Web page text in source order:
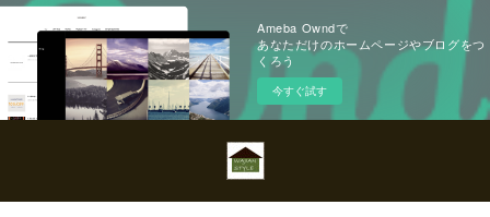
Ameba Owndで
あなただけのホームページやブログをつ
くろう
今すぐ試す